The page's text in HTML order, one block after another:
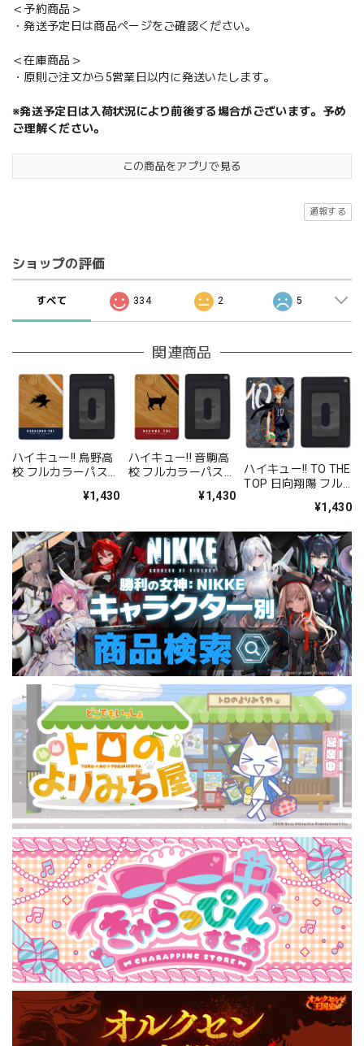
＜予約商品＞
・発送予定日は商品ページをご確認ください。
＜在庫商品＞
・原則ご注文から5営業日以内に発送いたします。
※発送予定日は入荷状況により前後する場合がございます。予め
ご理解ください。
この商品をアプリで見る
通報する
ショップの評価
すべて 334 2 5
関連商品
ハイキュー!! 烏野高
校 フルカラーパスケ
¥1,430
ハイキュー!! 音駒高
校 フルカラーパスケ
¥1,430
ハイキュー!! TO THE
TOP 日向翔陽 フル
¥1,430